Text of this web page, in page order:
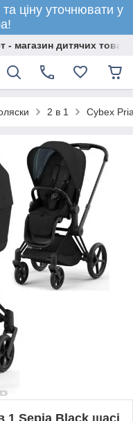
ціну уточнювати у
- магазин дитячих
2 в 1 Cybex
1 Sepia Black шасі